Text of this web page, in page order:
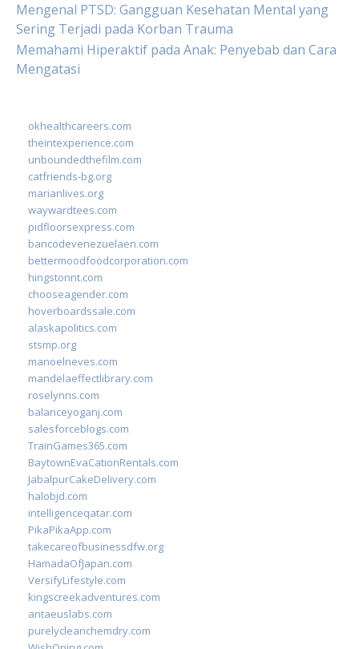
Mengenal PTSD: Gangguan Kesehatan Mental yang
Sering Terjadi pada Korban Trauma
Memahami Hiperaktif pada Anak: Penyebab dan Cara
Mengatasi
okhealthcareers.com
theintexperience.com
unboundedthefilm.com
catfriends-bg.org
marianlives.org
waywardtees.com
pidfloorsexpress.com
bancodevenezuelaen.com
bettermoodfoodcorporation.com
hingstonnt.com
chooseagender.com
hoverboardssale.com
alaskapolitics.com
stsmp.org
manoelneves.com
mandelaeffectlibrary.com
roselynns.com
balanceyoganj.com
salesforceblogs.com
TrainGames365.com
BaytownEvaCationRentals.com
JabalpurCakeDelivery.com
halobjd.com
intelligenceqatar.com
PikaPikaApp.com
takecareofbusinessdfw.org
HamadaOfJapan.com
VersifyLifestyle.com
kingscreekadventures.com
antaeuslabs.com
purelycleanchemdry.com